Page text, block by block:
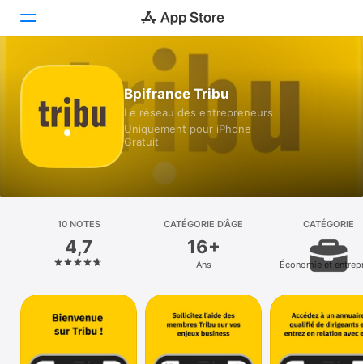
Aujourd’hui
Jeux
Plateforme
iPhone
iPad
Bpifrance Tribu
Le réseau des entrepreneurs
Uniquement pour iPhone
Gratuit
10 NOTES
4,7
CATÉGORIE D’ÂGE
16+
Ans
CATÉGORIE
Économie et